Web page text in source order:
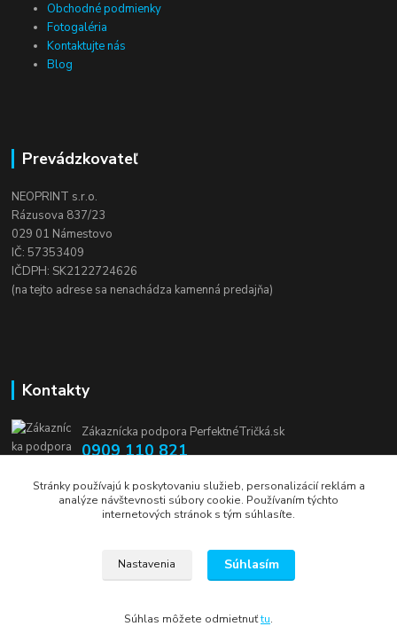
Obchodné podmienky
Fotogaléria
Kontaktujte nás
Blog
Prevádzkovateľ
NEOPRINT s.r.o.
Rázusova 837/23
029 01 Námestovo
IČ: 57353409
IČDPH: SK2122724626
(na tejto adrese sa nenachádza kamenná predajňa)
Kontakty
Zákaznícka podpora PerfektnéTričká.sk
0909 110 821
info@perfektnetricka.sk
Stránky používajú k poskytovaniu služieb, personalizácií reklám a
analýze návštevnosti súbory cookie. Používaním týchto
internetových stránok s tým súhlasíte.
Nastavenia Súhlasím
Súhlas môžete odmietnuťtu.